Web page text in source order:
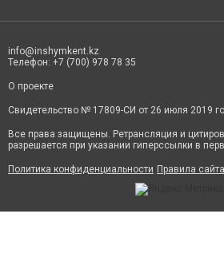
info@inshymkent.kz
Телефон: +7 (700) 978 78 35
О проекте
Свидетельство № 17809-СИ от 26 июля 2019
Все права защищены. Ретрансляция и
разрешается при указании гиперссылки в
Политика конфиденциальности Правила сайта